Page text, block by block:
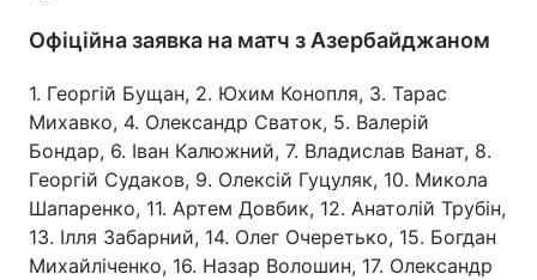
Офіційна заявка на матч з Азербайджаном
1. Георгій Бущан, 2. Юхим Конопля, 3. Тарас
Михавко, 4. Олександр Сваток, 5. Валерій
Бондар, 6. Іван Калюжний, 7. Владислав Ванат, 8.
Георгій Судаков, 9. Олексій Гуцуляк, 10. Микола
Шапаренко, 11. Артем Довбик, 12. Анатолій Трубін,
13. Ілля Забарний, 14. Олег Очеретько, 15. Богдан
Михайліченко, 16. Назар Волошин, 17. Олександр